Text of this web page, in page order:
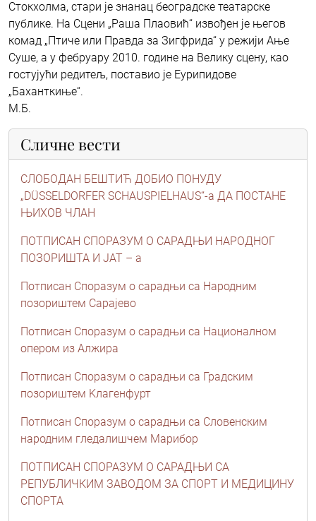
Стокхолма, стари је знанац београдске театарске
публике. На Сцени „Раша Плаовић“ извођен је његов
комад „Птиче или Правда за Зигфрида“ у режији Ање
Суше, а у фебруару 2010. године на Велику сцену, као
гостујући редитељ, поставио је Еурипидове
„Баханткиње“.
М.Б.
Сличне вести
СЛОБОДАН БЕШТИЋ ДОБИО ПОНУДУ
„DÜSSELDORFER SCHAUSPIELHAUS“-a ДА ПОСТАНЕ
ЊИХОВ ЧЛАН
ПОТПИСАН СПОРАЗУМ О САРАДЊИ НАРОДНОГ
ПОЗОРИШТА И ЈАТ – а
Потписан Споразум о сарадњи са Народним
позориштем Сарајево
Потписан Споразум о сарадњи са Националном
опером из Алжира
Потписан Споразум о сарадњи са Градским
позориштем Kлагенфурт
Потписан Споразум о сарадњи са Словенским
народним гледалишчем Марибор
ПОТПИСАН СПОРАЗУМ О САРАДЊИ СА
РЕПУБЛИЧКИМ ЗАВОДОМ ЗА СПОРТ И МЕДИЦИНУ
СПОРТА